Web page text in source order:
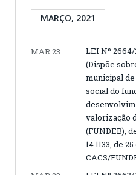
MARÇO, 2021
MAR 23
LEI Nº 2664/
(Dispõe
municipal
social do
valorização
(FUNDEB),
14.1133, de
CACS/